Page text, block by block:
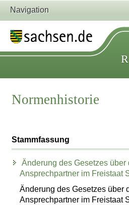
Navigation
Normenhistorie
Stammfassung
Änderung des Gesetzes
Ansprechpartner im Freistaat
Änderung des Gesetzes über
Ansprechpartner im Freistaat